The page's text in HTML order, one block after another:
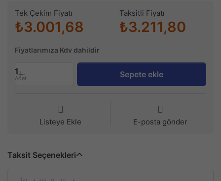
Tek Çekim Fiyatı
₺3.001,68
Taksitli Fiyatı
₺3.211,80
Fiyatlarımıza Kdv dahildir
1
Adet Sepete ekle
Listeye Ekle E-posta gönder
Taksit Seçenekleri